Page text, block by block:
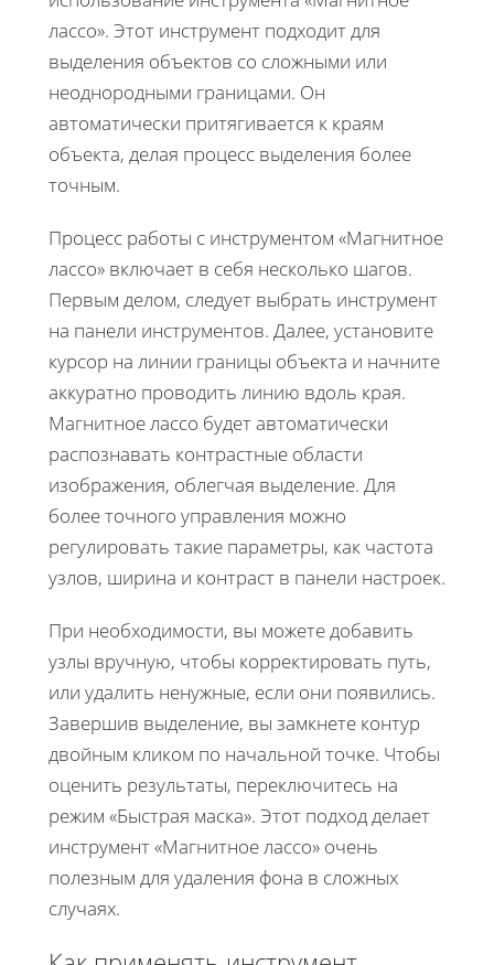
лассо». Этот инструмент подходит для
выделения объектов со сложными или
неоднородными границами. Он
автоматически притягивается к краям
объекта, делая процесс выделения более
точным.
Процесс работы с инструментом «Магнитное
лассо» включает в себя несколько шагов.
Первым делом, следует выбрать инструмент
на панели инструментов. Далее, установите
курсор на линии границы объекта и начните
аккуратно проводить линию вдоль края.
Магнитное лассо будет автоматически
распознавать контрастные области
изображения, облегчая выделение. Для
более точного управления можно
регулировать такие параметры, как частота
узлов, ширина и контраст в панели настроек.
При необходимости, вы можете добавить
узлы вручную, чтобы корректировать путь,
или удалить ненужные, если они появились.
Завершив выделение, вы замкнете контур
двойным кликом по начальной точке. Чтобы
оценить результаты, переключитесь на
режим «Быстрая маска». Этот подход делает
инструмент «Магнитное лассо» очень
полезным для удаления фона в сложных
случаях.